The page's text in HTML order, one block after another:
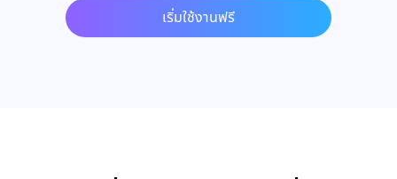
เริ่มใช้งานฟรี